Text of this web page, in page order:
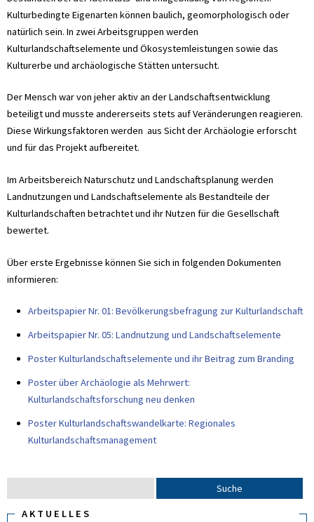
Kulturbedingte Eigenarten können baulich, geomorphologisch oder
natürlich sein. In zwei Arbeitsgruppen werden
Kulturlandschaftselemente und Ökosystemleistungen sowie das
Kulturerbe und archäologische Stätten untersucht.
Der Mensch war von jeher aktiv an der Landschaftsentwicklung
beteiligt und musste andererseits stets auf Veränderungen reagieren.
Diese Wirkungsfaktoren werden aus Sicht der Archäologie erforscht
und für das Projekt aufbereitet.
Im Arbeitsbereich Naturschutz und Landschaftsplanung werden
Landnutzungen und Landschaftselemente als Bestandteile der
Kulturlandschaften betrachtet und ihr Nutzen für die Gesellschaft
bewertet.
Über erste Ergebnisse können Sie sich in folgenden Dokumenten
informieren:
Arbeitspapier Nr. 01: Bevölkerungsbefragung zur Kulturlandschaft
Arbeitspapier Nr. 05: Landnutzung und Landschaftselemente
Poster Kulturlandschaftselemente und ihr Beitrag zum Branding
Poster über Archäologie als Mehrwert:
Kulturlandschaftsforschung neu denken
Poster Kulturlandschaftswandelkarte: Regionales
Kulturlandschaftsmanagement
U
C
u
AKTUELLES